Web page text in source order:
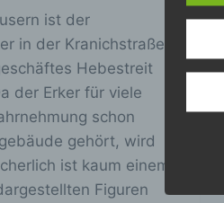
ist der
in der Kranichstraße
Hebestreit
der Erker für viele
schon
gehört, wird
ist kaum einem
Figuren
Die
den
Wir